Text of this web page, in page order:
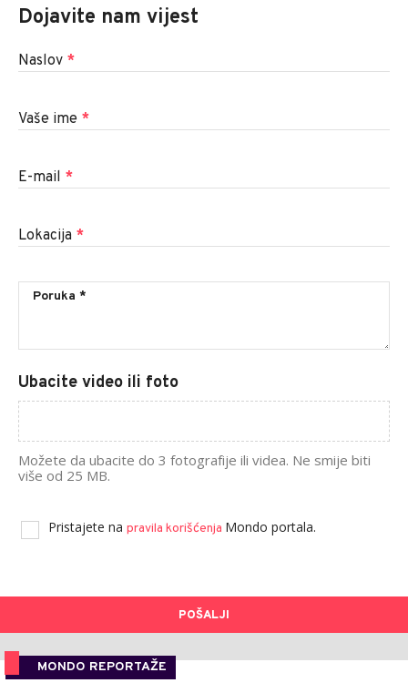
Dojavite nam vijest
Naslov *
Vaše ime *
E-mail *
Lokacija *
Ubacite video ili foto
Možete da ubacite do 3 fotografije ili videa. Ne smije biti
više od 25 MB.
Pristajete na pravila korišćenja Mondo portala.
POŠALJI
MONDO REPORTAŽE